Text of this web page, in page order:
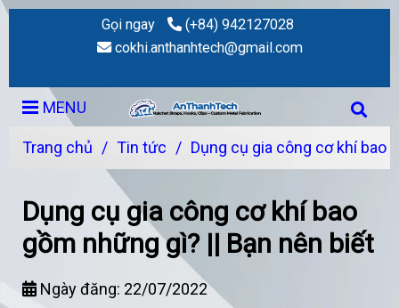
Gọi ngay
(+84) 942127028
cokhi.anthanhtech@gmail.com
MENU
Trang chủ / Tin tức / Dụng cụ gia công cơ khí bao
Dụng cụ gia công cơ khí bao
gồm những gì? || Bạn nên biết
Ngày đăng: 22/07/2022